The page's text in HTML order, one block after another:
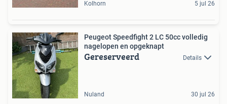
Kolhorn 5 jul 26
Peugeot Speedfight 2 LC 50cc volledig
nagelopen en opgeknapt
Gereserveerd Details
Nuland 30 jul 26